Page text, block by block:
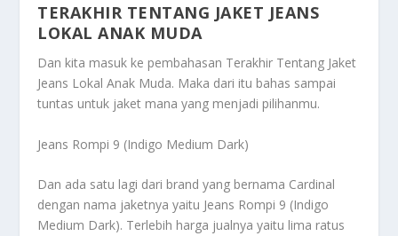
TERAKHIR TENTANG JAKET JEANS
LOKAL ANAK MUDA
Dan kita masuk ke pembahasan Terakhir Tentang Jaket
Jeans Lokal Anak Muda. Maka dari itu bahas sampai
tuntas untuk jaket mana yang menjadi pilihanmu.
Jeans Rompi 9 (Indigo Medium Dark)
Dan ada satu lagi dari brand yang bernama Cardinal
dengan nama jaketnya yaitu Jeans Rompi 9 (Indigo
Medium Dark). Terlebih harga jualnya yaitu lima ratus